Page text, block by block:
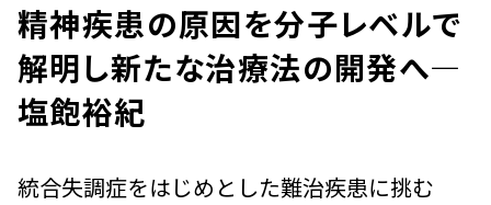
精神疾患の原因を分子レベルで
解明し新たな治療法の開発へ—
塩飽裕紀
統合失調症をはじめとした難治疾患に挑む